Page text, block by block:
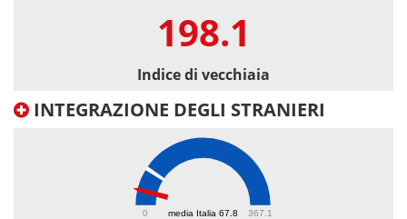
198.1
Indice di vecchiaia
INTEGRAZIONE DEGLI STRANIERI
media Italia 67.8
0 367.1